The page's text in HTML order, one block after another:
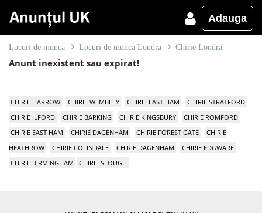
Adauga
Locuri de munca Locuri de munca Londra Chirie Londra
Anunt inexistent sau expirat!
CHIRIE HARROW CHIRIE WEMBLEY CHIRIE EAST HAM
CHIRIE STRATFORD
CHIRIE ILFORD
CHIRIE BARKING CHIRIE KINGSBURY
CHIRIE ROMFORD
CHIRIE EAST HAM
CHIRIE DAGENHAM CHIRIE FOREST GATE
CHIRIE
HEATHROW
CHIRIE COLINDALE CHIRIE DAGENHAM
CHIRIE EDGWARE
CHIRIE BIRMINGHAM
CHIRIE SLOUGH